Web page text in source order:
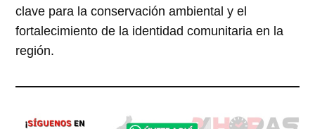
clave para la conservación ambiental y el
fortalecimiento de la identidad comunitaria en la
región.